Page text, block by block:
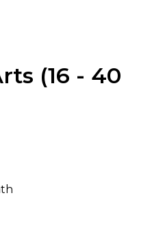
(16 - 40